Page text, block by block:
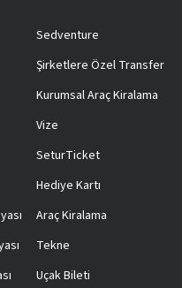
Sedventure
Şirketlere Özel Transfer
Kurumsal Araç Kiralama
Vize
SeturTicket
Hediye Kartı
Araç Kiralama
Tekne
Uçak Bileti